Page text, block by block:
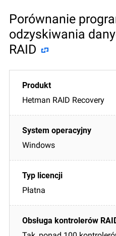
Porównanie
odzyskiwania
RAID
Hetman RAID Recovery
Windows
Płatna